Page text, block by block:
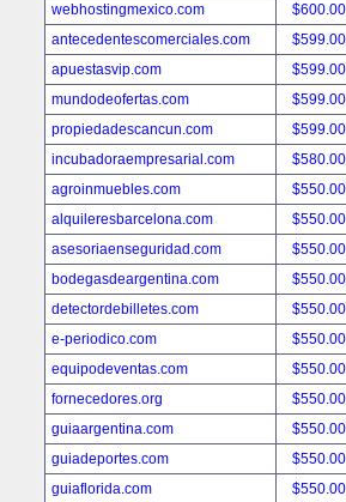
webhostingmexico.com
$600.00
antecedentescomerciales.com
$599.00
apuestasvip.com
$599.00
mundodeofertas.com
$599.00
propiedadescancun.com
$599.00
incubadoraempresarial.com
$580.00
agroinmuebles.com
$550.00
alquileresbarcelona.com
$550.00
asesoriaenseguridad.com
$550.00
bodegasdeargentina.com
$550.00
detectordebilletes.com
$550.00
e-periodico.com
$550.00
equipodeventas.com
$550.00
fornecedores.org
$550.00
guiaargentina.com
$550.00
guiadeportes.com
$550.00
guiaflorida.com
$550.00